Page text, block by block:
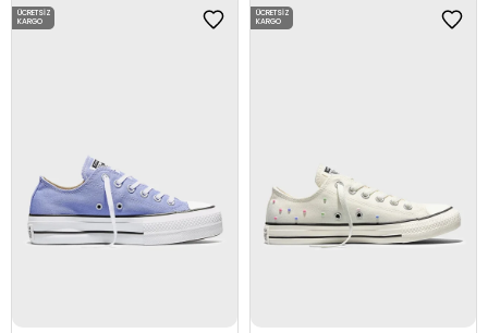
ÜCRETSIZ
KARGO
ÜCRETSIZ
KARGO